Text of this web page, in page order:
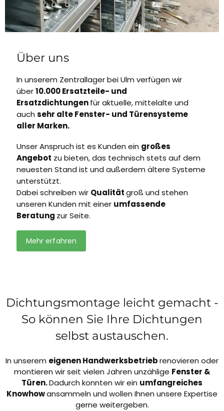
Über uns
In unserem Zentrallager bei Ulm verfügen wir
über10.000 Ersatzteile- und
Ersatzdichtungenfür aktuelle, mittelalte und
auch sehr alte Fenster- und Türensysteme
aller Marken.
Unser Anspruch ist es Kunden ein großes
Angebot zu bieten, das technisch stets auf dem
neuesten Stand ist und außerdem ältere Systeme
unterstützt.
Dabei schreiben wir Qualitätgroß und stehen
unseren Kunden mit einer umfassende
Beratung zur Seite.
Mehr erfahren
Dichtungsmontage leicht gemacht -
So können Sie Ihre Dichtungen
selbst austauschen.
In unserem eigenen Handwerksbetriebrenovieren oder
montieren wir seit vielen Jahren unzählige Fenster &
Türen.Dadurch konnten wir ein umfangreiches
Knowhowansammeln und wollen Ihnen unsere Expertise
gerne weitergeben.